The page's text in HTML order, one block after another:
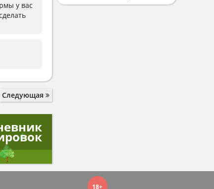
у вас
Следующая
18+